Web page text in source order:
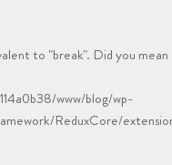
to "break". Did you mean
www/blog/wp-
ReduxCore/